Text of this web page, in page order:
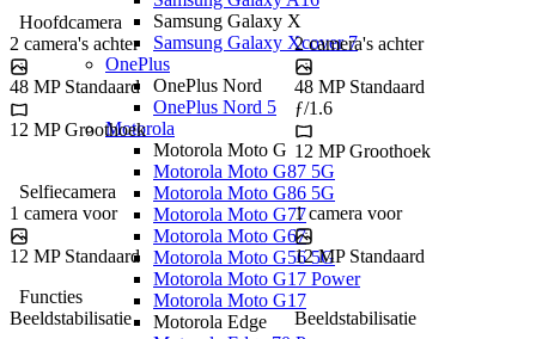
Samsung Galaxy X
Samsung Galaxy Xcover 7
OnePlus
OnePlus Nord
OnePlus Nord 5
Motorola
Motorola Moto G
Motorola Moto G87 5G
Motorola Moto G86 5G
Motorola Moto G77
Motorola Moto G67
Motorola Moto G56 5G
Motorola Moto G17 Power
Motorola Moto G17
Motorola Edge
Hoofdcamera
2 camera's achter
48 MP Standaard
12 MPGroothoek
2 camera's achter
48 MP Standaard
ƒ/1.6
12 MPGroothoek
Selfiecamera
1 camera voor
12 MP Standaard
1 camera voor
12 MP Standaard
Functies
Beeldstabilisatie
Beeldstabilisatie